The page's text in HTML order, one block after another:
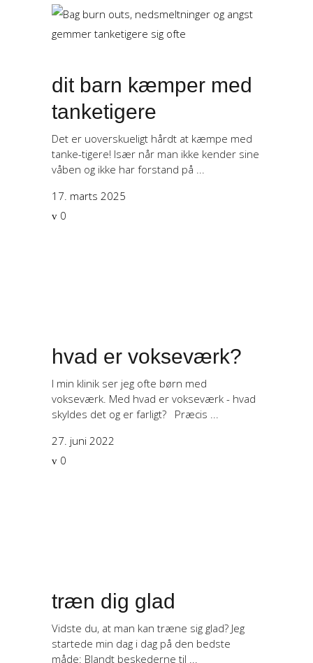
dit barn kæmper med
tanketigere
Det er uoverskueligt hårdt at kæmpe med
tanke-tigere! Især når man ikke kender sine
våben og ikke har forstand på
17. marts 2025
0
hvad er vokseværk?
I min klinik ser jeg ofte børn med
vokseværk. Med hvad er vokseværk - hvad
skyldes det og er farligt? Præcis
27. juni 2022
0
træn dig glad
Vidste du, at man kan træne sig glad? Jeg
startede min dag i dag på den bedste
måde: Blandt beskederne til